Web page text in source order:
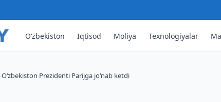
O‘zbekiston Iqtisod Moliya Texnologiyalar
›O‘zbekiston Prezidenti Parijga jo‘nab ketdi